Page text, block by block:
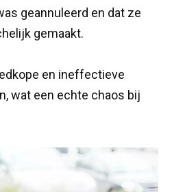
geannuleerd en dat ze
gemaakt.
en ineffectieve
wat een echte chaos bij